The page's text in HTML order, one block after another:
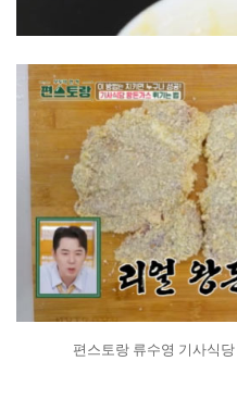
편스토랑 류수영 기사식